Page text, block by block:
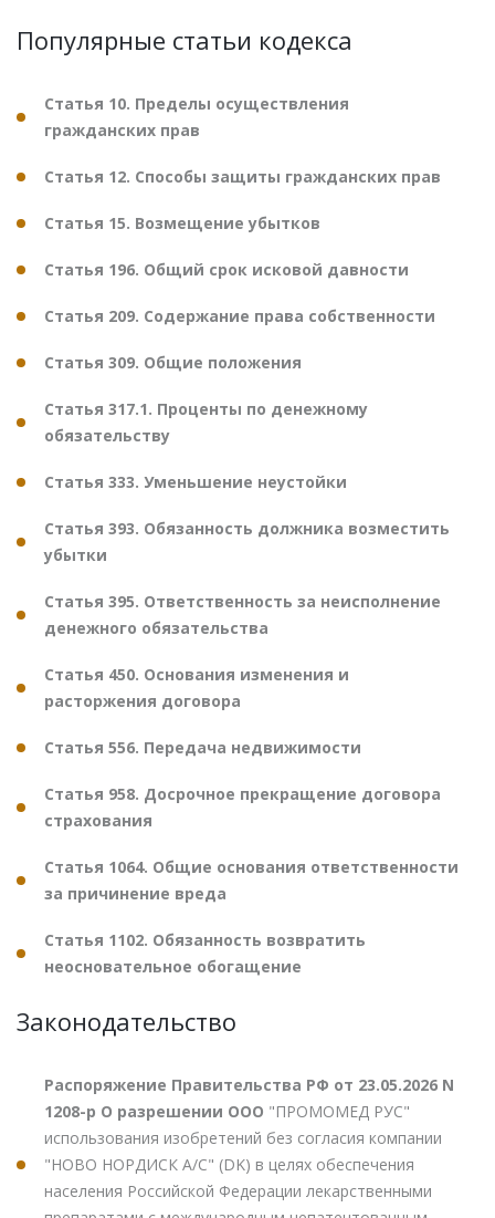
Популярные статьи кодекса
Статья 10. Пределы осуществления
гражданских прав
Статья 12. Способы защиты гражданских прав
Статья 15. Возмещение убытков
Статья 196. Общий срок исковой давности
Статья 209. Содержание права собственности
Статья 309. Общие положения
Статья 317.1. Проценты по денежному
обязательству
Статья 333. Уменьшение неустойки
Статья 393. Обязанность должника возместить
убытки
Статья 395. Ответственность за неисполнение
денежного обязательства
Статья 450. Основания изменения и
расторжения договора
Статья 556. Передача недвижимости
Статья 958. Досрочное прекращение договора
страхования
Статья 1064. Общие основания ответственности
за причинение вреда
Статья 1102. Обязанность возвратить
неосновательное обогащение
Законодательство
Распоряжение Правительства РФ от 23.05.2026 N
1208-р О разрешении ООО "ПРОМОМЕД РУС"
использования изобретений без согласия компании
"НОВО НОРДИСК А/С" (DK) в целях обеспечения
населения Российской Федерации лекарственными